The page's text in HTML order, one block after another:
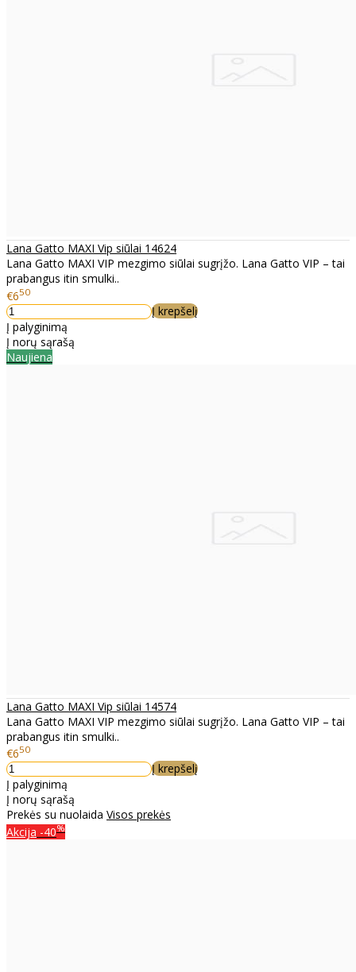
Lana Gatto MAXI Vip siūlai 14624
Lana Gatto MAXI VIP mezgimo siūlai sugrįžo. Lana Gatto VIP – tai
prabangus itin smulki..
€650
Į krepšelį
Į palyginimą
Į norų sąrašą
Naujiena
Lana Gatto MAXI Vip siūlai 14574
Lana Gatto MAXI VIP mezgimo siūlai sugrįžo. Lana Gatto VIP – tai
prabangus itin smulki..
€650
Į krepšelį
Į palyginimą
Į norų sąrašą
Prekės su nuolaida Visos prekės
Akcija -40%